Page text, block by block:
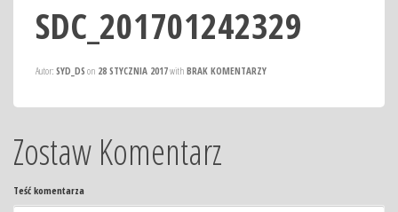
SDC_201701242329
Autor: SYD_DS on 28 STYCZNIA 2017with BRAK KOMENTARZY
Zostaw Komentarz
Teść komentarza